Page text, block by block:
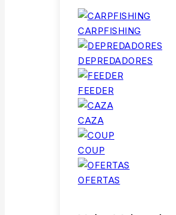
CARPFISHING
DEPREDADORES
FEEDER
CAZA
COUP
OFERTAS